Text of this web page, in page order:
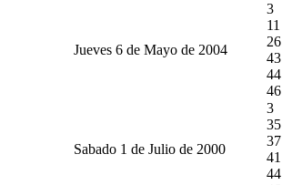
Jueves 6 de Mayo de 2004
3
11
26
43
44
46
Sabado 1 de Julio de 2000
3
35
37
41
44